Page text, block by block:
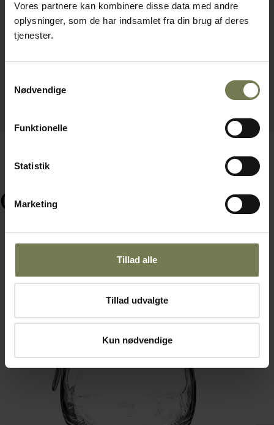
Vores partnere kan kombinere disse data med andre
oplysninger, som de har indsamlet fra din brug af deres
tjenester.
Nødvendige
Funktionelle
Statistik
Marketing
Tillad alle
Tillad udvalgte
Kun nødvendige
Ofte købt sammen med